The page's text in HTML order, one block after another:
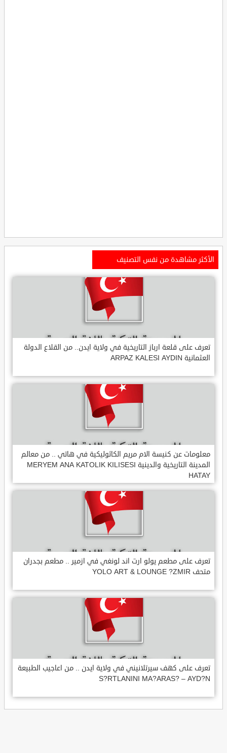
الأكثر مشاهدة من نفس التصنيف
تعرف على قلعة ارباز التاريخية في ولاية ايدن.. من القلاع الدولة
العثمانية ARPAZ KALESI AYDIN
معلومات عن كنيسة الام مريم الكاثوليكية في هاتي .. من معالم
المدينة التاريخية والدينية MERYEM ANA KATOLIK KILISESI
HATAY
تعرف على مطعم يولو ارت اند لونغي في ازمير .. مطعم بجدران
متحف YOLO ART & LOUNGE ?ZMIR
تعرف على كهف سيرتلانيني في ولاية ايدن .. من اعاجيب الطبيعة
S?RTLANINI MA?ARAS? – AYD?N